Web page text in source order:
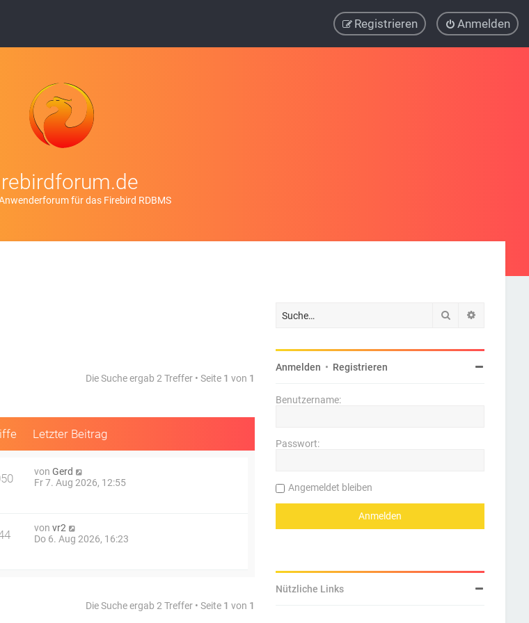
Anmelden
Registrieren
für das Firebird RDBMS
Die Suche ergab 2 Treffer • Seite 1 von 1
Letzter Beitrag
vonGerd
Fr 7. Aug 2026, 12:55
vonvr2
Do 6. Aug 2026, 16:23
Die Suche ergab 2 Treffer • Seite 1 von 1
Suche
Anmelden • Registrieren
Benutzername:
Passwort:
Angemeldet bleiben
Nützliche Links